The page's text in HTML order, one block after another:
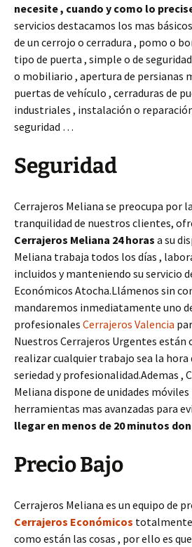
necesite , cuando y como lo
servicios destacamos los mas
de un cerrojo o cerradura , pomo o
tipo de puerta , simple o de
o mobiliario , apertura de persianas
puertas de vehículo , cerraduras de
industriales , instalación o
seguridad …
Seguridad
Cerrajeros Meliana se preocupa por
tranquilidad de nuestros clientes,
Cerrajeros Meliana 24 horas a su
Meliana trabaja todos los días ,
incluidos y manteniendo su servicio
Económicos Atocha.Llámenos sin
mandaremos inmediatamente uno
profesionales Cerrajeros Valencia
Nuestros Cerrajeros Urgentes están
realizar cualquier trabajo sea la hora
seriedad y profesionalidad.Ademas ,
Meliana dispone de unidades
herramientas mas avanzadas para
llegar en menos de 20 minutos
Precio Bajo
Cerrajeros Meliana es un equipo de
Cerrajeros Económicos totalmente
como están las cosas , por ello es